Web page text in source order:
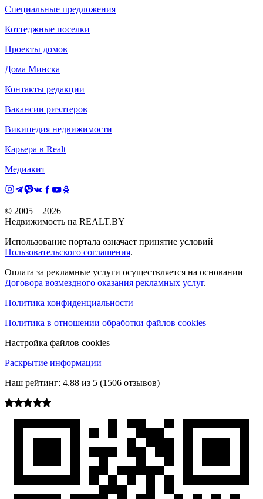
Специальные предложения
Коттеджные поселки
Проекты домов
Дома Минска
Контакты редакции
Вакансии риэлтеров
Википедия недвижимости
Карьера в Realt
Медиакит
© 2005 – 2026
Недвижимость на REALT.BY
Использование портала означает принятие условий
Пользовательского соглашения.
Оплата за рекламные услуги осуществляется на основании
Договора возмездного оказания рекламных услуг.
Политика конфиденциальности
Политика в отношении обработки файлов cookies
Настройка файлов cookies
Раскрытие информации
Наш рейтинг: 4.88 из 5 (1506 отзывов)